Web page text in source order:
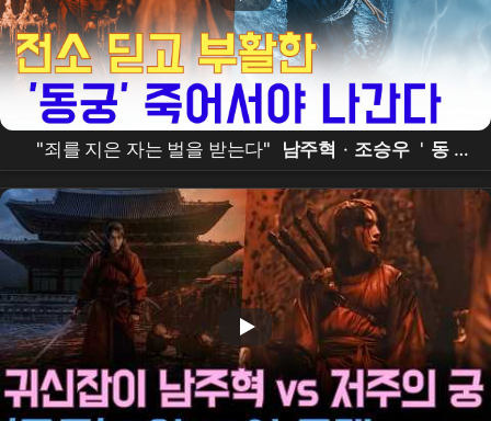
"죄를 지은 자는 벌을 받는다" 남주혁 · 조승우 ' 동
궁 ', 전소 위기 이겨내고 7월 17일 공개